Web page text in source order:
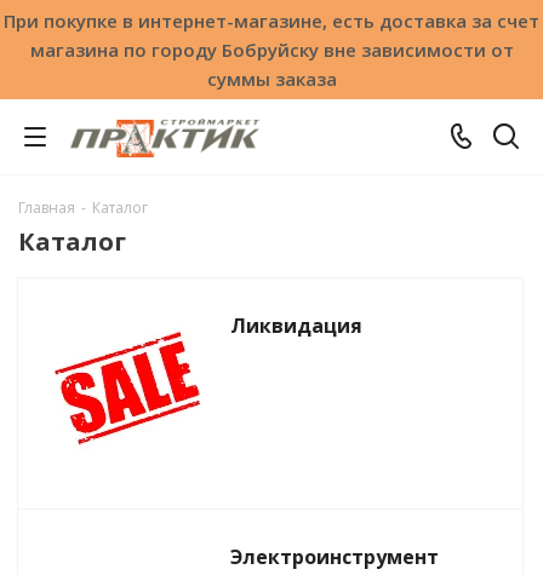
При покупке в интернет-магазине, есть доставка за счет
магазина по городу Бобруйску вне зависимости от
суммы заказа
Главная - Каталог
Каталог
Ликвидация
Электроинструмент